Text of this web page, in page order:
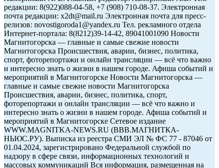
редакции: 8(922)088-04-58, +7 (908) 710-08-37. Электронная
почта редакции: x2dt@mail.ru Электронная почта для пресс-
релизов: novostigoroda1@yandex.ru Тел. рекламного отдела
Интернет-портала: 8(8212)39-14-42, 89041001090 Новости
Магнитогорска — главные и самые свежие новости
Магнитогорска Происшествия, аварии, бизнес, политика,
спорт, фоторепортажи и онлайн трансляции — всё что важно
и интересно знать о жизни в нашем городе. Афиша событий и
мероприятий в Магнитогорске Новости Магнитогорска —
главные и самые свежие новости Магнитогорска
Происшествия, аварии, бизнес, политика, спорт,
фоторепортажи и онлайн трансляции — всё что важно и
интересно знать о жизни в нашем городе. Афиша событий и
мероприятий в Магнитогорске Сетевое издание
WWW.MAGNITKA-NEWS.RU (ВВВ.МАГНИТКА-
НЬЮС.РУ). Выписка из реестра СМИ ЭЛ № ФС 77 - 87046 от
01.04.2024, зарегистрировано Федеральной службой по
надзору в сфере связи, информационных технологий и
массовых коммуникаций Вся информация, размещенная на